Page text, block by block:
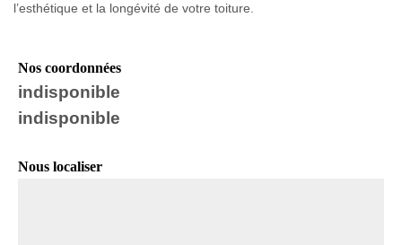
l’esthétique et la longévité de votre toiture.
Nos coordonnées
indisponible
indisponible
Nous localiser